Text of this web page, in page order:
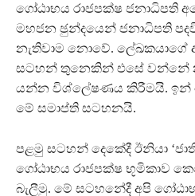
ගෝඨාභය රාජපක්ෂ ජනාධිපති
මහජන ඡුන්දයෙන් ජනාධිපති
නැතිවාම නොවේ. ලේඛකයාගේ
සටහන් තුනෙකින් එසේ වන්නේ
යන්න විශ්ලේෂණය කිරීමයි. ඉන්
මේ සමාප්ති සටහනයි.
පළමු සටහන් දෙකේදී ඊනියා
ගෝඨාභය රාජපක්ෂ භූමිකාව
බැලීමු. මේ සටහනේදී අපි